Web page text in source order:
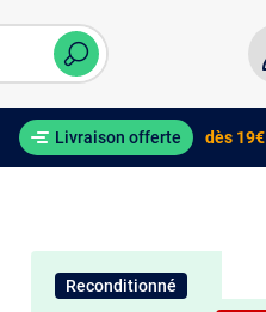
Livraison offerte dès 19€
Reconditionné